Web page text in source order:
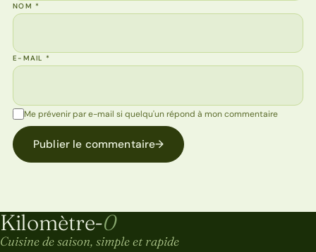
NOM*
E-MAIL*
Me prévenir par e-mail si quelqu'un répond à mon commentaire
Publier le commentaire→
Kilomètre-0
Kilomètre-0
Cuisine de saison, simple et rapide